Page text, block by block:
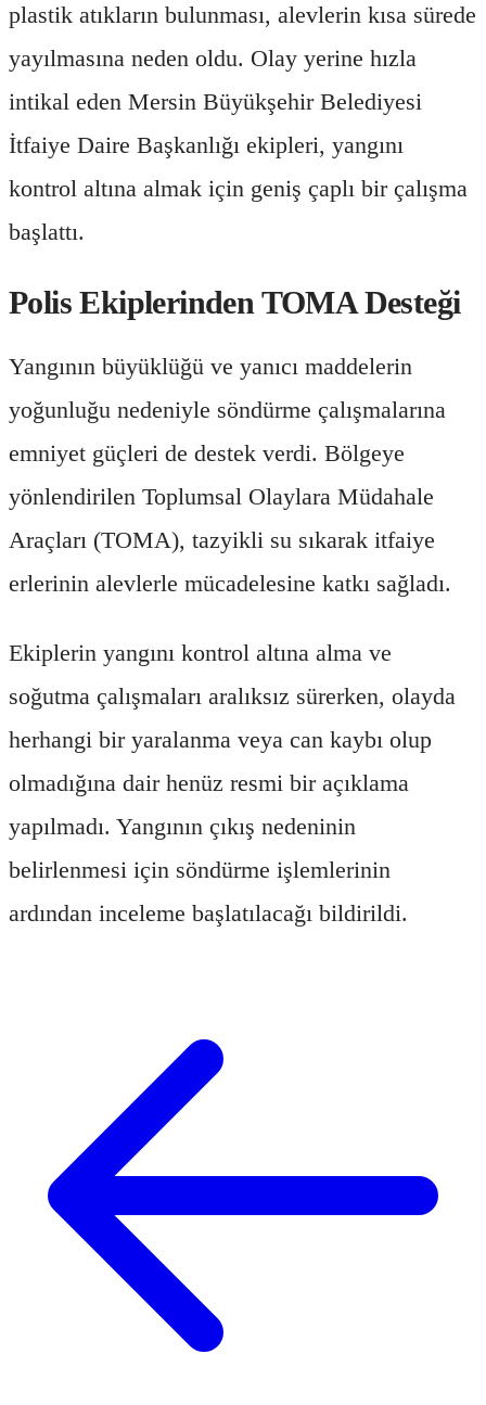
plastik atıkların bulunması, alevlerin kısa sürede
yayılmasına neden oldu. Olay yerine hızla
intikal eden Mersin Büyükşehir Belediyesi
İtfaiye Daire Başkanlığı ekipleri, yangını
kontrol altına almak için geniş çaplı bir çalışma
başlattı.
Polis Ekiplerinden TOMA Desteği
Yangının büyüklüğü ve yanıcı maddelerin
yoğunluğu nedeniyle söndürme çalışmalarına
emniyet güçleri de destek verdi. Bölgeye
yönlendirilen Toplumsal Olaylara Müdahale
Araçları (TOMA), tazyikli su sıkarak itfaiye
erlerinin alevlerle mücadelesine katkı sağladı.
Ekiplerin yangını kontrol altına alma ve
soğutma çalışmaları aralıksız sürerken, olayda
herhangi bir yaralanma veya can kaybı olup
olmadığına dair henüz resmi bir açıklama
yapılmadı. Yangının çıkış nedeninin
belirlenmesi için söndürme işlemlerinin
ardından inceleme başlatılacağı bildirildi.